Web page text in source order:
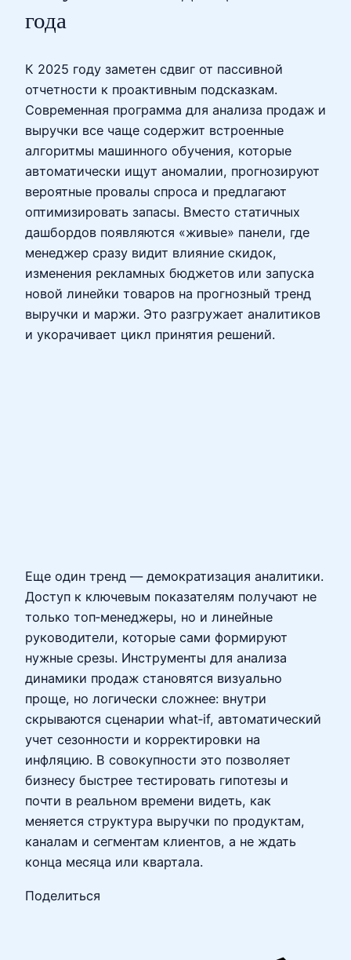
года
К 2025 году заметен сдвиг от пассивной
отчетности к проактивным подсказкам.
Современная программа для анализа продаж и
выручки все чаще содержит встроенные
алгоритмы машинного обучения, которые
автоматически ищут аномалии, прогнозируют
вероятные провалы спроса и предлагают
оптимизировать запасы. Вместо статичных
дашбордов появляются «живые» панели, где
менеджер сразу видит влияние скидок,
изменения рекламных бюджетов или запуска
новой линейки товаров на прогнозный тренд
выручки и маржи. Это разгружает аналитиков
и укорачивает цикл принятия решений.
Еще один тренд — демократизация аналитики.
Доступ к ключевым показателям получают не
только топ‑менеджеры, но и линейные
руководители, которые сами формируют
нужные срезы. Инструменты для анализа
динамики продаж становятся визуально
проще, но логически сложнее: внутри
скрываются сценарии what‑if, автоматический
учет сезонности и корректировки на
инфляцию. В совокупности это позволяет
бизнесу быстрее тестировать гипотезы и
почти в реальном времени видеть, как
меняется структура выручки по продуктам,
каналам и сегментам клиентов, а не ждать
конца месяца или квартала.
Поделиться